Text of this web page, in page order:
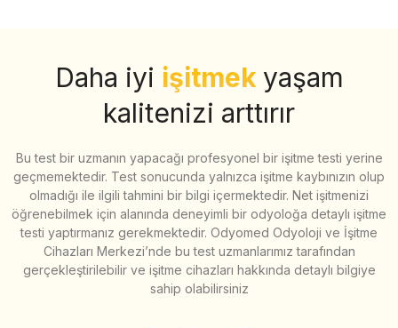
Daha iyi işitmek yaşam
kalitenizi arttırır
Bu test bir uzmanın yapacağı profesyonel bir işitme testi yerine
geçmemektedir. Test sonucunda yalnızca işitme kaybınızın olup
olmadığı ile ilgili tahmini bir bilgi içermektedir. Net işitmenizi
öğrenebilmek için alanında deneyimli bir odyoloğa detaylı işitme
testi yaptırmanız gerekmektedir. Odyomed Odyoloji ve İşitme
Cihazları Merkezi’nde bu test uzmanlarımız tarafından
gerçekleştirilebilir ve işitme cihazları hakkında detaylı bilgiye
sahip olabilirsiniz